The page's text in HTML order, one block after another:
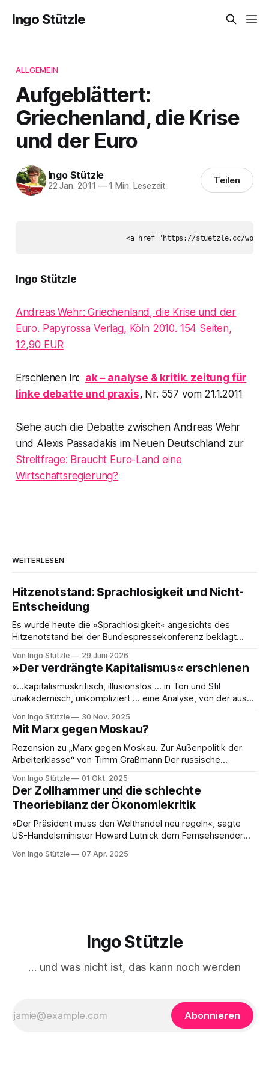
Ingo Stützle
ALLGEMEIN
Aufgeblättert:
Griechenland, die Krise
und der Euro
Ingo Stützle
22 Jan. 2011 —1 Min. Lesezeit Teilen
Ingo Stützle
Andreas Wehr: Griechenland, die Krise und der
Euro. Papyrossa Verlag, Köln 2010. 154 Seiten,
12,90 EUR
Erschienen in: ak – analyse & kritik. zeitung für
linke debatte und praxis,Nr. 557 vom 21.1.2011
Siehe auch die Debatte zwischen Andreas Wehr
und Alexis Passadakis im Neuen Deutschland zur
Streitfrage: Braucht Euro-Land eine
Wirtschaftsregierung?
WEITERLESEN
Hitzenotstand: Sprachlosigkeit und Nicht-
Entscheidung
Es wurde heute die »Sprachlosigkeit« angesichts des
Hitzenotstand bei der Bundespressekonferenz beklagt
DLF. In den 1960er-Jahren entwickelten Bachrach/Baratz
das Konzept der »Nicht-Entscheidungen«, um zu verstehen,
wie in einer Gesellschaft und ihrer herrschenden Politik
Sachverhalte verhandelt werden, die politisch nicht
Von Ingo Stützle 29 Juni 2026
»Der verdrängte Kapitalismus« erschienen
»…kapitalismuskritisch, illusionslos … in Ton und Stil
unakademisch, unkompliziert … eine Analyse, von der aus
Besprechung von Sebastian Klauke in nd zum Sabine Nuss
kuratierten und herausgegebenen Buch »Der verdrängte
Kapitalismus«, der gerade bei Dietz Berlin erschienen ist.
Danke an den großartigen Andreas
Von Ingo Stützle 30 Nov. 2025
Mit Marx gegen Moskau?
Rezension zu „Marx gegen Moskau. Zur Außenpolitik der
Arbeiterklasse“ von Timm Graßmann Der russische
und spätestens seit dem 24. Februar 2022 viele Linke an
ihrem antimilitaristischen Selbstverständnis zweifeln lassen.
Diejenigen, die daran festhalten, handeln sich den Vorwurf
ein, Putin oder Russland politisch
Von Ingo Stützle 01 Okt. 2025
Der Zollhammer und die schlechte
Theoriebilanz der Ökonomiekritik
»Der Präsident muss den Welthandel neu regeln«, sagte
US-Handelsminister Howard Lutnick dem Fernsehsender
des Weltmarkts gehauen hat, sorgte für ebenso viel
Von Ingo Stützle 07 Apr. 2025
Ingo Stützle
… und was nicht ist, das kann noch werden
Abonnieren